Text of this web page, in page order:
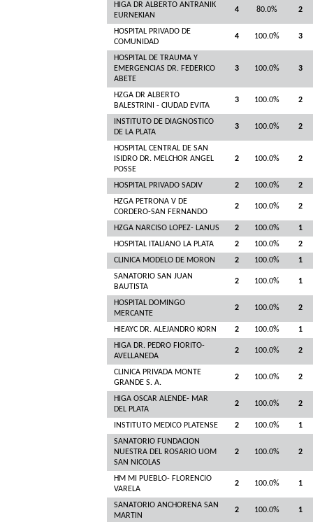
HIGA DR ALBERTO ANTRANIK
EURNEKIAN
4 80.0% 2
HOSPITAL PRIVADO DE
COMUNIDAD
4 100.0% 3
HOSPITAL DE TRAUMA Y
EMERGENCIAS DR. FEDERICO
ABETE
3 100.0% 3
HZGA DR ALBERTO
BALESTRINI - CIUDAD EVITA
3 100.0% 2
INSTITUTO DE DIAGNOSTICO
DE LA PLATA
3 100.0% 2
HOSPITAL CENTRAL DE SAN
ISIDRO DR. MELCHOR ANGEL
POSSE
2 100.0% 2
HOSPITAL PRIVADO SADIV 2 100.0%
2
HZGA PETRONA V DE
CORDERO-SAN FERNANDO
2 100.0% 2
HZGA NARCISO LOPEZ- LANUS 2 100.0%
1
HOSPITAL ITALIANO LA PLATA
2 100.0%
2
CLINICA MODELO DE MORON
2 100.0%
1
SANATORIO SAN JUAN
BAUTISTA
2 100.0% 1
HOSPITAL DOMINGO
MERCANTE
2 100.0% 2
HIEAYC DR. ALEJANDRO KORN 2 100.0%
1
HIGA DR. PEDRO FIORITO-
AVELLANEDA
2 100.0% 2
CLINICA PRIVADA MONTE
GRANDE S. A.
2 100.0% 2
HIGA OSCAR ALENDE- MAR
DEL PLATA
2 100.0% 2
INSTITUTO MEDICO PLATENSE 2 100.0%
1
SANATORIO FUNDACION
NUESTRA DEL ROSARIO UOM
SAN NICOLAS
2 100.0% 2
HM MI PUEBLO- FLORENCIO
VARELA
2 100.0% 1
SANATORIO ANCHORENA SAN
MARTIN
2 100.0% 1